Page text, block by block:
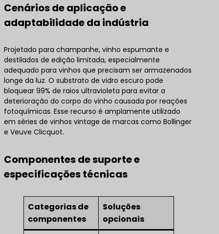
Cenários de aplicação e
adaptabilidade da indústria
Projetado para champanhe, vinho espumante e
destilados de edição limitada, especialmente
adequado para vinhos que precisam ser armazenados
longe da luz. O substrato de vidro escuro pode
bloquear 99% de raios ultravioleta para evitar a
deterioração do corpo do vinho causada por reações
fotoquímicas. Esse recurso é amplamente utilizado
em séries de vinhos vintage de marcas como Bollinger
e Veuve Clicquot.
Componentes de suporte e
especificações técnicas
Categorias de
componentes
Soluções
opcionais